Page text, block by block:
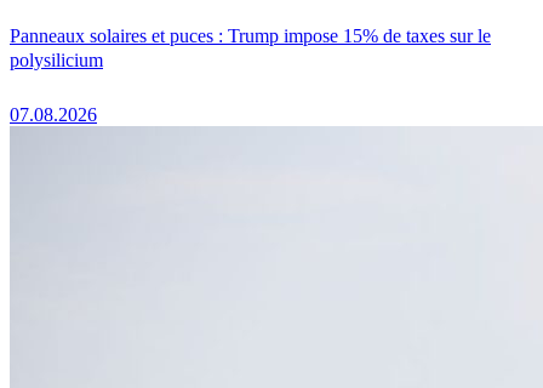
Panneaux solaires et puces : Trump impose 15% de taxes sur le
polysilicium
07.08.2026